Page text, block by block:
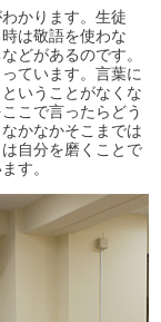
かります。生徒
は敬語を使わな
どがあるのです。
ています。言葉に
いうことがなくな
こで言ったらどう
かなかそこまでは
自分を磨くことで
す。